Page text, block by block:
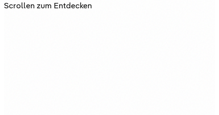
Scrollen zum Entdecken